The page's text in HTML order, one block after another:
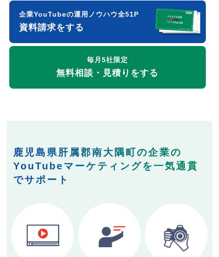
企業YouTubeの運用ノウハウ全51P
資料請求をする
毎月5社限定
無料相談・見積りをする
鹿児島県肝属郡南大隅町の企業の
YouTubeマーケティングを一気通貫
でサポート